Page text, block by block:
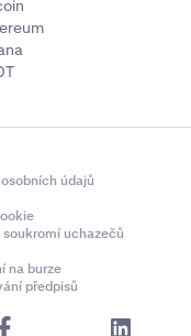
údajů
uchazečů
na burze
předpisů